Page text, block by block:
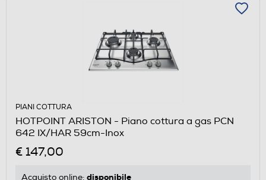
PIANI COTTURA
HOTPOINT ARISTON - Piano cottura a gas PCN
642 IX/HAR 59cm-Inox
€ 147,00
Acquisto online: disponibile